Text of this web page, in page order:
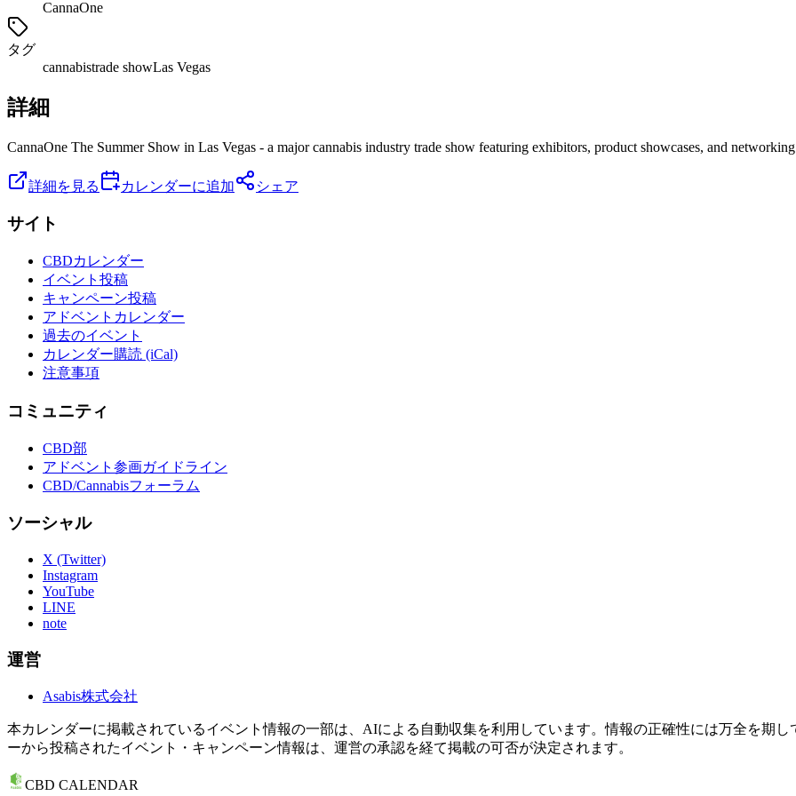
CannaOne
タグ
cannabistrade showLas Vegas
詳細
CannaOne The Summer Show in Las Vegas - a major cannabis industry trade show featuring exhibitors, product showcases, and
詳細を見る カレンダーに追加 シェア
サイト
CBDカレンダー
イベント投稿
キャンペーン投稿
アドベントカレンダー
過去のイベント
カレンダー購読 (iCal)
注意事項
コミュニティ
CBD部
アドベント参画ガイドライン
CBD/Cannabisフォーラム
ソーシャル
X (Twitter)
Instagram
YouTube
LINE
note
運営
Asabis株式会社
本カレンダーに掲載されているイベント情報の一部は、AIによる自動収集を利用しています。情報の正確性には万全を期
ーから投稿されたイベント・キャンペーン情報は、運営の承認を経て掲載の可否が決定されます。
CBD CALENDAR